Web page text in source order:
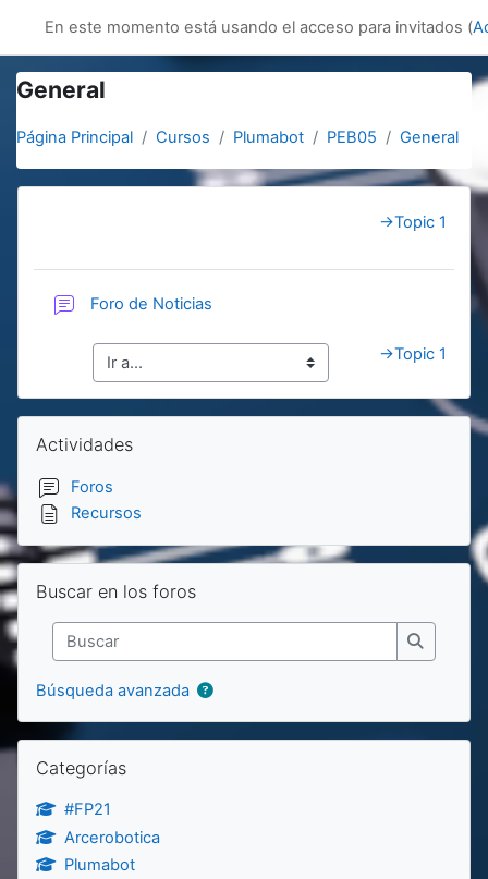
innovacion
En este momento está usando el acceso para invitados (
General
Página Principal Cursos Plumabot PEB05 General
→Topic 1
Foro de Noticias
→Topic 1
Bloques
Salta Actividades
Actividades
Foros
Recursos
Salta Buscar en los foros
Buscar en los foros
Buscar
Buscar
Búsqueda avanzada
Salta Categorías
Categorías
#FP21
Arcerobotica
Plumabot